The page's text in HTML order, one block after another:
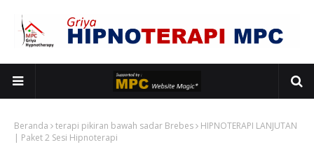
Beranda terapi pikiran bawah sadar Brebes
HIPNOTERAPI LANJUTAN
| Paket 2 Sesi Hipnoterapi